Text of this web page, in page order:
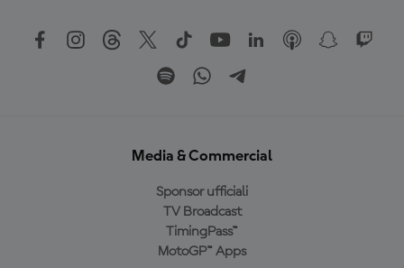
Media & Commercial
Sponsor ufficiali
TV Broadcast
TimingPass™
MotoGP™ Apps